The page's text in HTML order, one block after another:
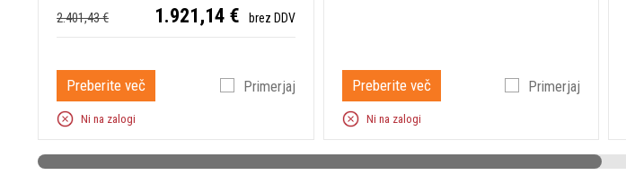
2.401,43 € 1.921,14 € brez DDV
Preberite več Primerjaj
Ni na zalogi
Preberite več Primerjaj
Ni na zalogi